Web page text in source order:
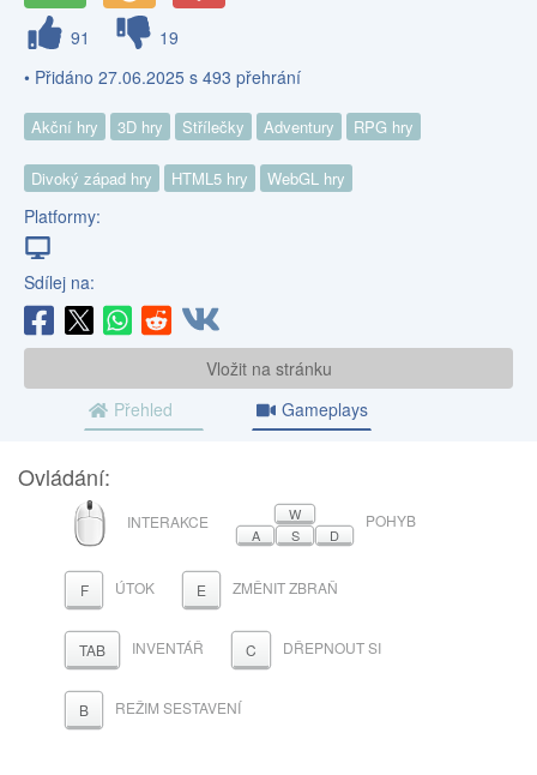
91
19
• Přidáno 27.06.2025 s 493 přehrání
Akční hry 3D hry Střílečky Adventury RPG hry
Divoký západ hry HTML5 hry WebGL hry
Platformy:
Sdílej na:
Vložit na stránku
Přehled
Gameplays
Ovládání:
MYŠ
INTERAKCE
W
A
S D
POHYB
F ÚTOK E ZMĚNIT ZBRAŇ
TAB INVENTÁŘ C DŘEPNOUT SI
B REŽIM SESTAVENÍ